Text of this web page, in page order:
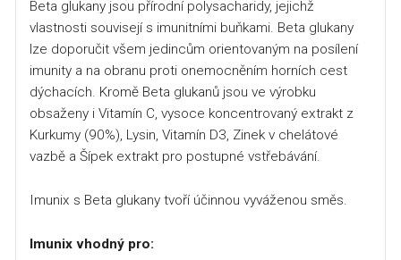
Beta glukany jsou přírodní polysacharidy, jejichž
vlastnosti souvisejí s imunitními buňkami. Beta glukany
lze doporučit všem jedincům orientovaným na posílení
imunity a na obranu proti onemocněním horních cest
dýchacích. Kromě Beta glukanů jsou ve výrobku
obsaženy i Vitamín C, vysoce koncentrovaný extrakt z
Kurkumy (90%), Lysin, Vitamín D3, Zinek v chelátové
vazbě a Šípek extrakt pro postupné vstřebávání.
Imunix s Beta glukany tvoří účinnou vyváženou směs.
Imunix vhodný pro: